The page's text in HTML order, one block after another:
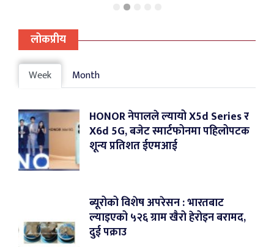
लोकप्रीय
Week Month
HONOR नेपालले ल्यायो X5d Series र
X6d 5G, बजेट स्मार्टफोनमा पहिलोपटक
शून्य प्रतिशत ईएमआई
ब्यूरोको विशेष अपरेसन : भारतबाट
ल्याइएको ५२६ ग्राम खैरो हेरोइन बरामद,
दुई पक्राउ